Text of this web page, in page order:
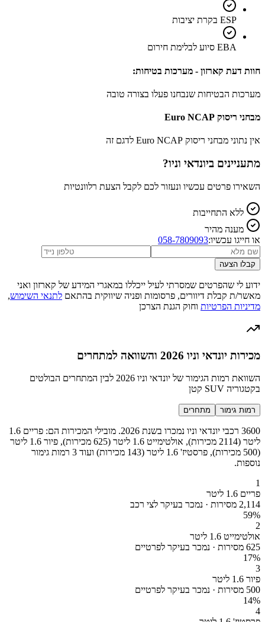
ESP בקרת יציבות
EBA סיוע לבלימת חירום
חוות דעת קארזון - מערכות בטיחות:
מערכות הבטיחות שנבחנו פעלו בצורה טובה
מבחני ריסוק Euro NCAP
אין נתוני מבחני ריסוק Euro NCAP לדגם זה
מתעניינים ביונדאי וניו?
השאירו פרטים עכשיו ונעזור לכם לקבל הצעת רלוונטיות
ללא התחייבות
מענה מהיר
או חייגו עכשיו:058-7809093
קבלו הצעה
ידוע לי שהפרטים שמסרתי לעיל ייכללו במאגרי המידע של קארזון ואני
מאשר/ת קבלת דיוורים, פרסומות ופניה שיווקית בהתאם לתנאי השימוש,
מדיניות הפרטיות וחוק הגנת הצרכן
מכירות יונדאי וניו 2026 והשוואה למתחרים
השוואת רמות הגימור של יונדאי וניו 2026 לבין המתחרים הבולטים
בקטגוריה SUV קטן
רמות גימור מתחרים
3600 רכבי יונדאי וניו נמכרו בשנת 2026. מובילי המכירות הם: פריים 1.6
ליטר (2114 מכירות), אולטימייט 1.6 ליטר (625 מכירות), פיור 1.6 ליטר
(500 מכירות), פרסטיז' 1.6 ליטר (143 מכירות) ועוד 3 רמות גימור
נוספות.
1
פריים 1.6 ליטר
2,114 מסירות · נמכר בעיקר לצי רכב
59%
2
אולטימייט 1.6 ליטר
625 מסירות · נמכר בעיקר לפרטיים
17%
3
פיור 1.6 ליטר
500 מסירות · נמכר בעיקר לפרטיים
14%
4